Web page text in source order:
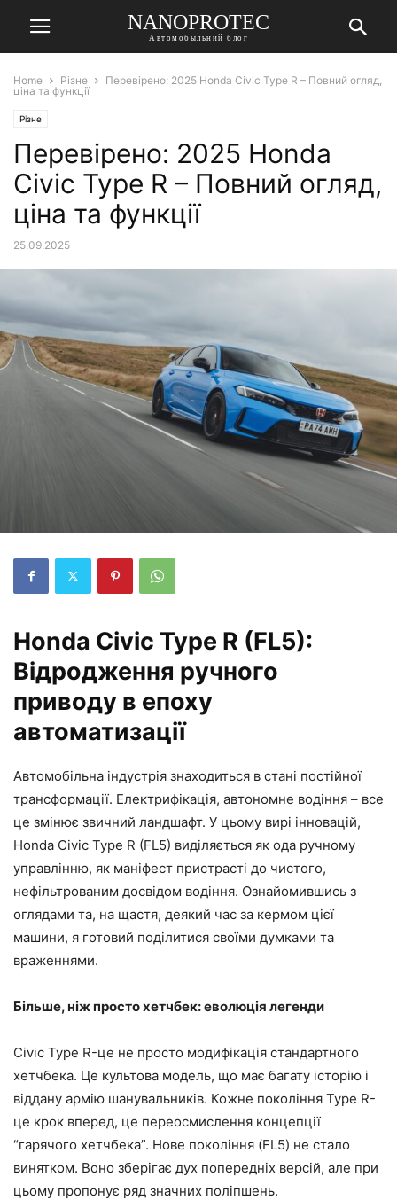
NANOPROTEC
Автомобыльний блог
Home Різне
Перевірено: 2025 Honda Civic Type R – Повний огляд,
ціна та функції
Різне
Перевірено: 2025 Honda
Civic Type R – Повний огляд,
ціна та функції
25.09.2025
Honda Civic Type R (FL5):
Відродження ручного
приводу в епоху
автоматизації
Автомобільна індустрія знаходиться в стані постійної
трансформації. Електрифікація, автономне водіння – все
це змінює звичний ландшафт. У цьому вирі інновацій,
Honda Civic Type R (FL5) виділяється як ода ручному
управлінню, як маніфест пристрасті до чистого,
нефільтрованим досвідом водіння. Ознайомившись з
оглядами та, на щастя, деякий час за кермом цієї
машини, я готовий поділитися своїми думками та
враженнями.
Більше, ніж просто хетчбек: еволюція легенди
Civic Type R-це не просто модифікація стандартного
хетчбека. Це культова модель, що має багату історію і
віддану армію шанувальників. Кожне покоління Type R-
це крок вперед, це переосмислення концепції
“гарячого хетчбека”. Нове покоління (FL5) не стало
винятком. Воно зберігає дух попередніх версій, але при
цьому пропонує ряд значних поліпшень.